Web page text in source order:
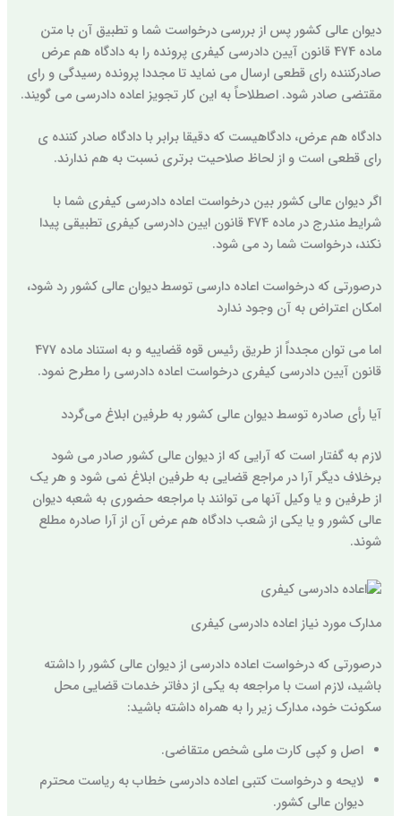
دیوان عالی کشور پس از بررسی درخواست شما و تطبیق آن با متن
ماده 474 قانون آیین دادرسی کیفری پرونده را به دادگاه هم عرض
صادرکننده رای قطعی ارسال می نماید تا مجددا پرونده رسیدگی و رای
مقتضی صادر شود. اصطلاحاً به این کار تجویز اعاده دادرسی می گویند.
دادگاه هم عرض، دادگاهیست که دقیقا برابر با دادگاه صادر کننده ی
رای قطعی است و از لحاظ صلاحیت برتری نسبت به هم ندارند.
اگر دیوان عالی کشور بین درخواست اعاده دادرسی کیفری شما با
شرایط مندرج در ماده 474 قانون ایین دادرسی کیفری تطبیقی پیدا
نکند، درخواست شما رد می شود.
درصورتی که درخواست اعاده دارسی توسط دیوان عالی کشور رد شود،
امکان اعتراض به آن وجود ندارد
اما می توان مجدداً از طریق رئیس قوه قضاییه و به استناد ماده 477
قانون آیین دادرسی کیفری درخواست اعاده دادرسی را مطرح نمود.
آیا رأی صادره توسط دیوان عالی کشور به طرفین ابلاغ می‌گردد
لازم به گفتار است که آرایی که از دیوان عالی کشور صادر می شود
برخلاف دیگر آرا در مراجع قضایی به طرفین ابلاغ نمی شود و هر یک
از طرفین و یا وکیل آنها می توانند با مراجعه حضوری به شعبه دیوان
عالی کشور و یا یکی از شعب دادگاه هم عرض آن از آرا صادره مطلع
شوند.
مدارک مورد نیاز اعاده دادرسی کیفری
درصورتی که درخواست اعاده دادرسی از دیوان عالی کشور را داشته
باشید، لازم است با مراجعه به یکی از دفاتر خدمات قضایی محل
سکونت خود، مدارک زیر را به همراه داشته باشید:
اصل و کپی کارت ملی شخص متقاضی.
لایحه و درخواست کتبی اعاده دادرسی خطاب به ریاست محترم
دیوان عالی کشور.